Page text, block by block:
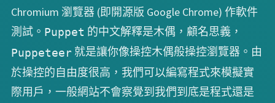
Chromium 瀏覽器 (即開源版 Google Chrome) 作軟件
測試。 Puppet 的中文解釋是木偶，顧名思義，
Puppeteer 就是讓你像操控木偶般操控瀏覽器。由
於操控的自由度很高，我們可以編寫程式來模擬實
際用戶，一般網站不會察覺到我們到底是程式還是